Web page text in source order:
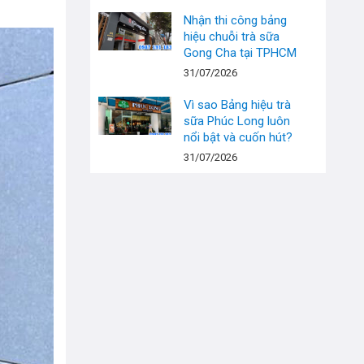
Nhận thi công bảng
hiệu chuỗi trà sữa
Gong Cha tại TPHCM
31/07/2026
Vì sao Bảng hiệu trà
sữa Phúc Long luôn
nổi bật và cuốn hút?
31/07/2026